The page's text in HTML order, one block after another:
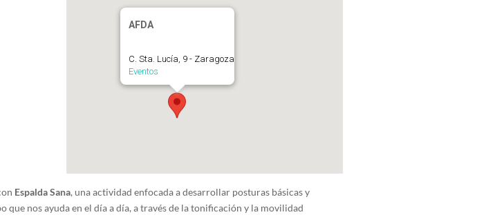
AFDA
C. Sta. Lucía, 9 - Zaragoza
Eventos
Espalda Sana, una actividad enfocada a desarrollar posturas básicas y
nos ayuda en el día a día, a través de la tonificación y la movilidad